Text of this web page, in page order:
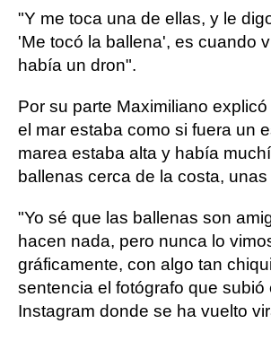
"Y me toca una de ellas, y le
'Me tocó la ballena', es cuando
había un dron".
Por su parte Maximiliano
el mar estaba como si fuera un
marea estaba alta y había
ballenas cerca de la costa, unas
"Yo sé que las ballenas son
hacen nada, pero nunca lo
gráficamente, con algo tan
sentencia el fotógrafo que subió
Instagram donde se ha vuelto